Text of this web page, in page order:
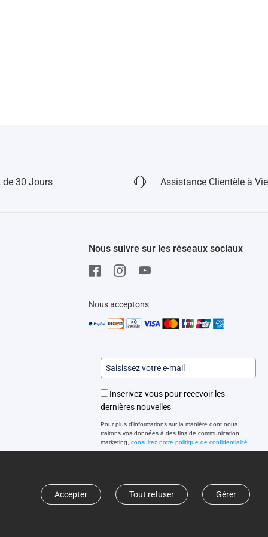
de 30 Jours Assistance Clientèle à Vie
Nous suivre sur les réseaux sociaux
Nous acceptons
Inscrivez-vous pour recevoir les
dernières nouvelles
Pour plus d'informations sur la manière dont nous
traitons vos données à des fins de communication
marketing, consultez notre politique de confidentialité.
Gérer
Tout refuser
Accepter